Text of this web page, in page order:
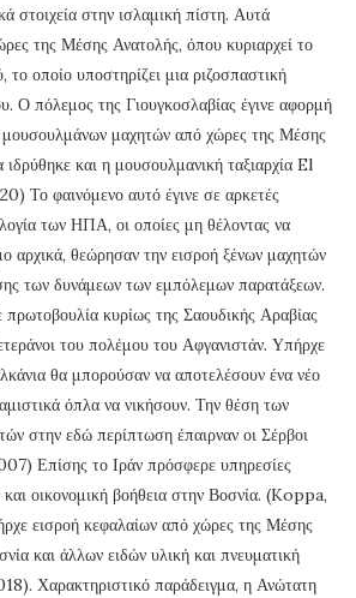
στοιχεία στην ισλαμική πίστη. Αυτά
της Μέσης Ανατολής, όπου κυριαρχεί το
οποίο υποστηρίζει μια ριζοσπαστική
Ο πόλεμος της Γιουγκοσλαβίας έγινε αφορμή
μαχητών από χώρες της Μέσης
και η μουσουλμανική ταξιαρχία El
Το φαινόμενο αυτό έγινε σε αρκετές
των ΗΠΑ, οι οποίες μη θέλοντας να
αρχικά, θεώρησαν την εισροή ξένων μαχητών
των δυνάμεων των εμπόλεμων παρατάξεων.
κυρίως της Σαουδικής Αραβίας
του πολέμου του Αφγανιστάν. Υπήρχε
θα μπορούσαν να αποτελέσουν ένα νέο
όπλα να νικήσουν. Την θέση των
στην εδώ περίπτωση έπαιρναν οι Σέρβοι
Επίσης το Ιράν πρόσφερε υπηρεσίες
οικονομική βοήθεια στην Βοσνία. (Koppa,
εισροή κεφαλαίων από χώρες της Μέσης
και άλλων ειδών υλική και πνευματική
Χαρακτηριστικό παράδειγμα, η Ανώτατη